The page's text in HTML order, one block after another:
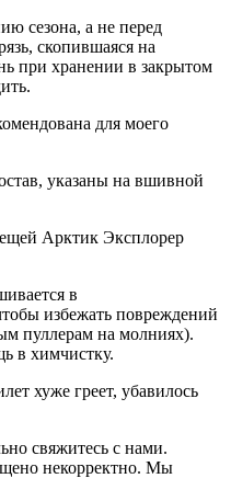
сезона, а не перед
скопившаяся на
при хранении в закрытом
для моего
указаны на вшивной
Арктик Эксплорер
в
избежать повреждений
пуллерам на молниях).
в химчистку.
хуже греет, убавилось
свяжитесь с нами.
некорректно. Мы